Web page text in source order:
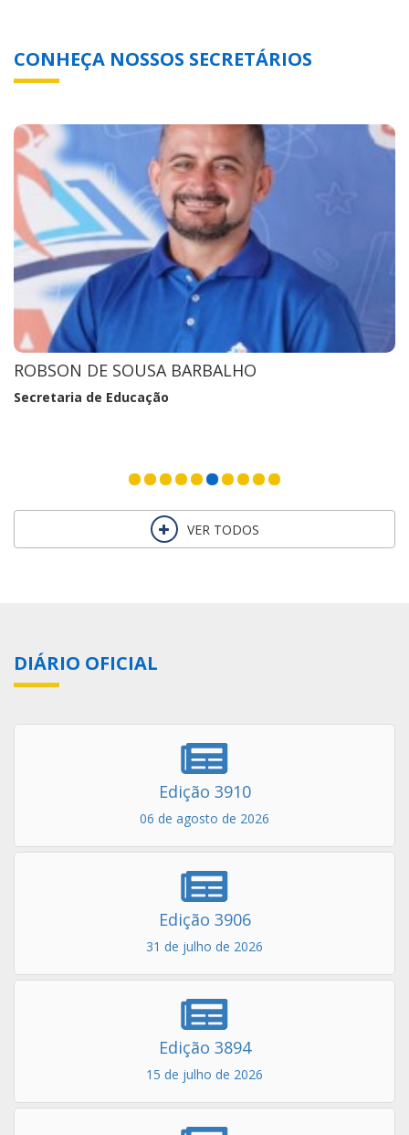
CONHEÇA NOSSOS SECRETÁRIOS
ROBSON DE SOUSA BARBALHO
Secretaria de Educação
VER TODOS
DIÁRIO OFICIAL
Edição 3910
06 de agosto de 2026
Edição 3906
31 de julho de 2026
Edição 3894
15 de julho de 2026